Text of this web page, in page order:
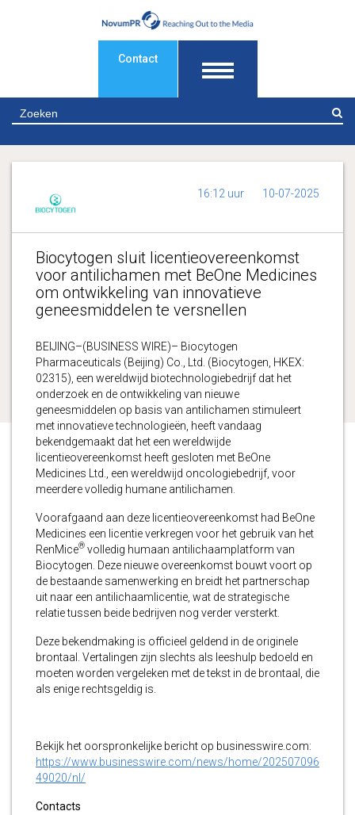
Contact
16:12 uur 10-07-2025
Biocytogen sluit licentieovereenkomst
voor antilichamen met BeOne Medicines
om ontwikkeling van innovatieve
geneesmiddelen te versnellen
BEIJING–(BUSINESS WIRE)– Biocytogen
Pharmaceuticals (Beijing) Co., Ltd. (Biocytogen, HKEX:
02315), een wereldwijd biotechnologiebedrijf dat het
onderzoek en de ontwikkeling van nieuwe
geneesmiddelen op basis van antilichamen stimuleert
met innovatieve technologieën, heeft vandaag
bekendgemaakt dat het een wereldwijde
licentieovereenkomst heeft gesloten met BeOne
Medicines Ltd., een wereldwijd oncologiebedrijf, voor
meerdere volledig humane antilichamen.
Voorafgaand aan deze licentieovereenkomst had BeOne
Medicines een licentie verkregen voor het gebruik van het
RenMice® volledig humaan antilichaamplatform van
Biocytogen. Deze nieuwe overeenkomst bouwt voort op
de bestaande samenwerking en breidt het partnerschap
uit naar een antilichaamlicentie, wat de strategische
relatie tussen beide bedrijven nog verder versterkt.
Deze bekendmaking is officieel geldend in de originele
brontaal. Vertalingen zijn slechts als leeshulp bedoeld en
moeten worden vergeleken met de tekst in de brontaal, die
als enige rechtsgeldig is.
Bekijk het oorspronkelijke bericht op businesswire.com:
https://www.businesswire.com/news/home/202507096
49020/nl/
Contacts